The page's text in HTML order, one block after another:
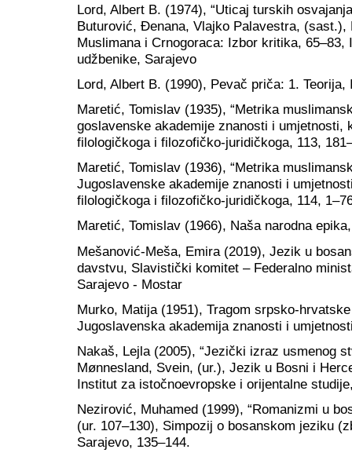
Lord, Albert B. (1974), “Uticaj turskih
Buturović, Đenana, Vlajko Palavestra,
Muslimana i Crnogoraca: Izbor kritika,
udžbenike, Sarajevo
Lord, Albert B. (1990), Pevač priča: 1. Teorija,
Maretić, Tomislav (1935), “Metrika
goslavenske akademije znanosti i umjetnosti,
filologičkoga i filozofičko-juridičkoga, 113,
Maretić, Tomislav (1936), “Metrika
Jugoslavenske akademije znanosti i
filologičkoga i filozofičko-juridičkoga, 114,
Maretić, Tomislav (1966), Naša narodna
Mešanović-Meša, Emira (2019), Jezik u
davstvu, Slavistički komitet – Federalno
Sarajevo - Mostar
Murko, Matija (1951), Tragom srpsko-
Jugoslavenska akademija znanosti i
Nakaš, Lejla (2005), “Jezički izraz usmenog
Mønnesland, Svein, (ur.), Jezik u Bosni i
Institut za istočnoevropske i orijentalne
Nezirović, Muhamed (1999), “Romanizmi u
(ur. 107–130), Simpozij o bosanskom jeziku
Sarajevo, 135–144.